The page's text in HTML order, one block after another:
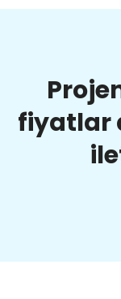
fiyatlar